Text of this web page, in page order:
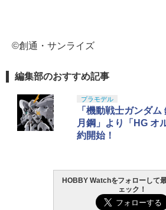
©創通・サンライズ
編集部のおすすめ記事
プラモデル
「機動戦士ガンダ
月鋼」より「HG オ
約開始！
HOBBY Watchをフォローして
ェック！